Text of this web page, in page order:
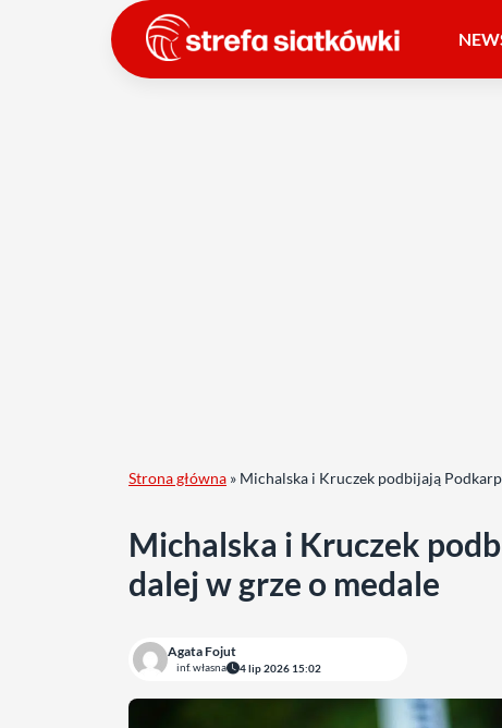
Strona główna » Michalska i Kruczek podbijają
Michalska i Kruczek
dalej w grze o medale
Agata Fojut
inf. własna 4 lip 2026 15:02